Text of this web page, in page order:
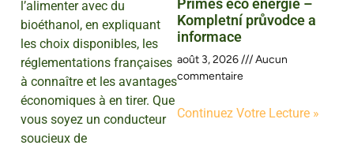
l’alimenter avec du
bioéthanol, en expliquant
les choix disponibles, les
réglementations françaises
à connaître et les avantages
économiques à en tirer. Que
vous soyez un conducteur
soucieux de
Primes eco energie –
Kompletní průvodce a
informace
août 3, 2026
Aucun
commentaire
Continuez Votre Lecture »